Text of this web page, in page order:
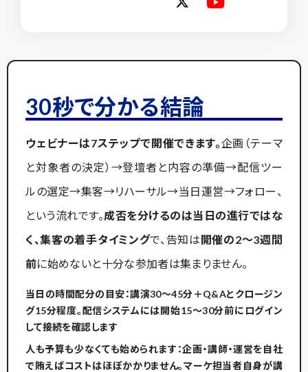
30秒で分かる結論
ウェビナーは7ステップで開催できます。企画（テーマ
と対象者の決定）→登壇者と内容の準備→配信ツー
ルの選定→集客→リハーサル→当日運営→フォロー、
という流れです。成否を分けるのは当日の進行ではな
く、集客の着手タイミングで、告知は開催の2〜3週間
前に始めないと十分な参加者は集まりません。
当日の時間配分の目安：講演30〜45分＋Q&Aとクロージン
グ15分程度。配信システムには開始15〜30分前にログイン
して接続を確認します
人も予算も少なくても始められます ：企画・講師・運営を自社
で賄えばコストはほぼかかりません。マーケ担当者自身が講